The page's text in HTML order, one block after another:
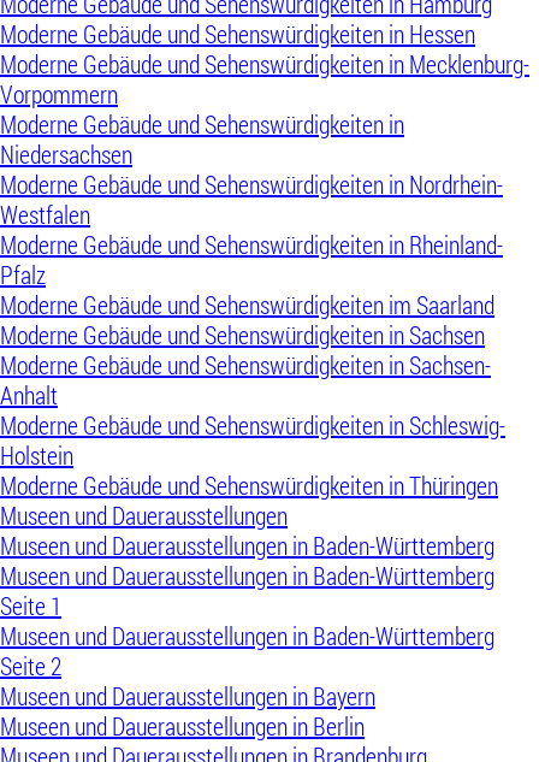
Moderne Gebäude und Sehenswürdigkeiten in Hessen
Moderne Gebäude und Sehenswürdigkeiten in Mecklenburg-
Vorpommern
Moderne Gebäude und Sehenswürdigkeiten in
Niedersachsen
Moderne Gebäude und Sehenswürdigkeiten in Nordrhein-
Westfalen
Moderne Gebäude und Sehenswürdigkeiten in Rheinland-
Pfalz
Moderne Gebäude und Sehenswürdigkeiten im Saarland
Moderne Gebäude und Sehenswürdigkeiten in Sachsen
Moderne Gebäude und Sehenswürdigkeiten in Sachsen-
Anhalt
Moderne Gebäude und Sehenswürdigkeiten in Schleswig-
Holstein
Moderne Gebäude und Sehenswürdigkeiten in Thüringen
Museen und Dauerausstellungen
Museen und Dauerausstellungen in Baden-Württemberg
Museen und Dauerausstellungen in Baden-Württemberg
Seite 1
Museen und Dauerausstellungen in Baden-Württemberg
Seite 2
Museen und Dauerausstellungen in Bayern
Museen und Dauerausstellungen in Berlin